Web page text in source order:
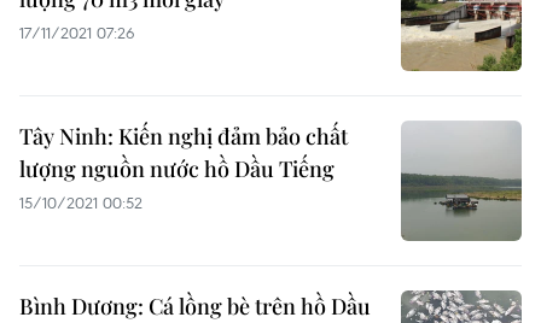
17/11/2021 07:26
Tây Ninh: Kiến nghị đảm bảo chất
lượng nguồn nước hồ Dầu Tiếng
15/10/2021 00:52
Bình Dương: Cá lồng bè trên hồ Dầu